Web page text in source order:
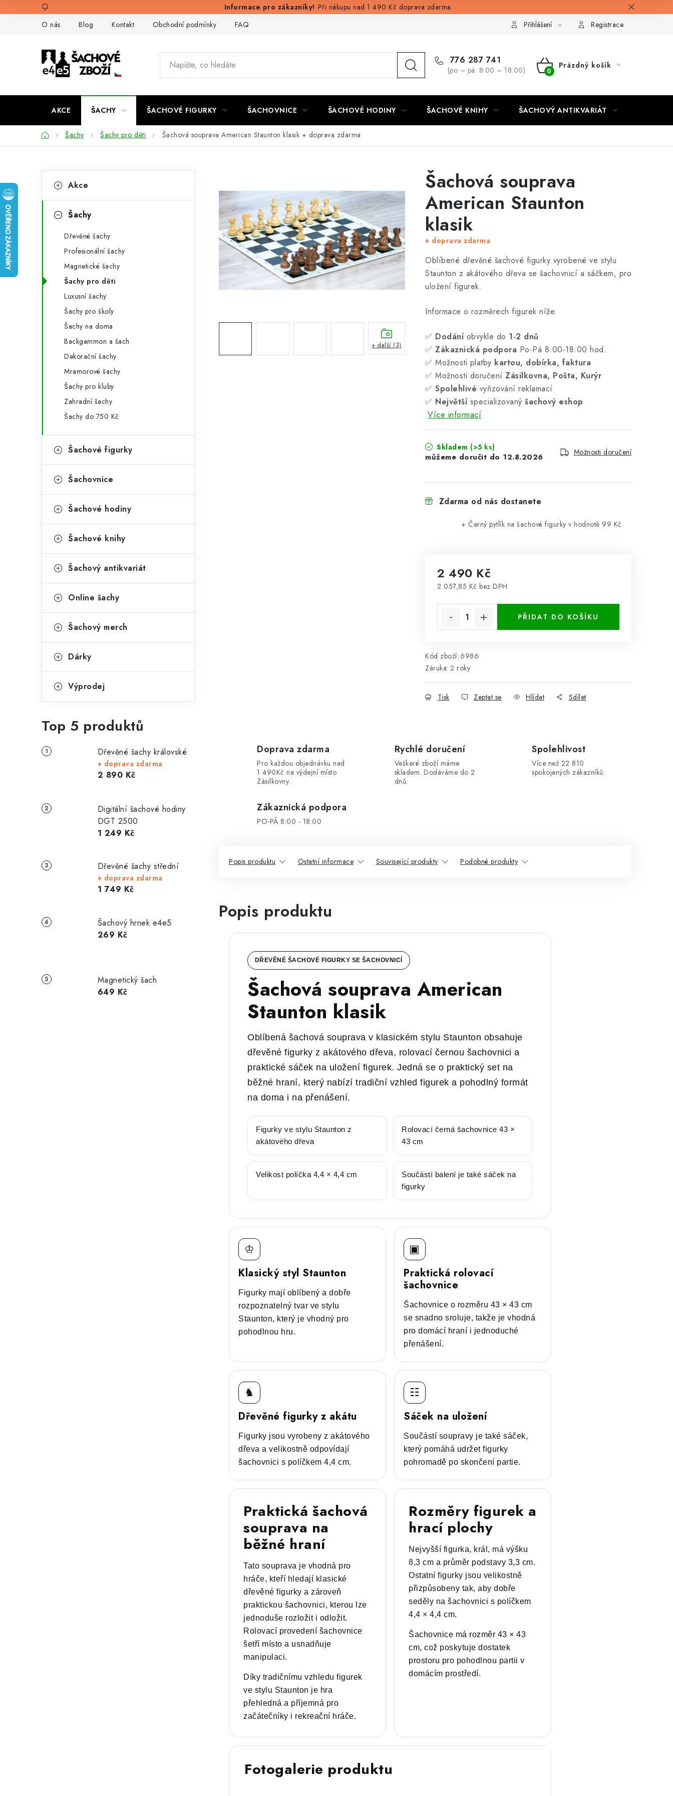
na
Při nákupu nad 1 490 Kč doprava zdarma.
O nás
Blog Kontakt Obchodní podmínky FAQ Přihlášení Registrace
776 287 741
(po – pá: 8:00 – 18:00)
NÁKUPNÍ
Prázdný košík
AKCE ŠACHY ŠACHOVÉ FIGURKY ŠACHOVNICE ŠACHOVÉ HODINY ŠACHOVÉ KNIHY ŠACHOVÝ ANTIKVARIÁT
DomůŠachy Šachy pro děti Šachová souprava American Staunton klasik + doprava zdarma
o
a
kategorie
a
r
Akce
Šachy
Dřevěné šachy
Profesionální šachy
Magnetické šachy
Šachy pro děti
Luxusní šachy
Šachy pro školy
Šachy na doma
Backgammon a šach
Dekorační šachy
Mramorové šachy
Šachy pro kluby
Zahradní šachy
Šachy do 750 Kč
Šachové figurky
Šachovnice
Šachové hodiny
Šachové knihy
Šachový antikvariát
Online šachy
Šachový merch
Dárky
Výprodej
Top 5 produktů
Dřevěné šachy královské
+ doprava zdarma
2 890 Kč
Digitální šachové hodiny
DGT 2500
1 249 Kč
Dřevěné šachy střední
+ doprava zdarma
1 749 Kč
Šachový hrnek e4e5
269 Kč
Magnetický šach
649 Kč
Šachová souprava
American Staunton
klasik
+ doprava zdarma
Oblíbené dřevěné šachové figurky vyrobené ve stylu
Staunton z akátového dřeva se šachovnicí a sáčkem, pro
uložení figurek.
Informace o rozměrech figurek níže
✅ Dodáníobvykle do 1-2 dnů
✅ Zákaznická podpora Po-Pá 8:00-18:00 hod.
✅ Možnosti platby kartou, dobírka, faktura
✅ Možnosti doručení Zásilkovna, Pošta, Kurýr
✅ Spolehlivé vyřizování reklamací
✅ Největšíspecializovaný šachový eshop
Více informací
Skladem (>5 ks)
12.8.2026 Možnosti doručení
Zdarma od nás dostanete
+ Černý pytlík na šachové figurky v hodnotě 99 Kč
2 490 Kč
2 057,85 Kč bez DPH
PŘIDAT DO KOŠÍKU
Kód zboží: 6986
Záruka: 2 roky
Tisk Zeptat se Hlídat Sdílet
+ další (3)
Doprava zdarma
Pro každou objednávku nad
1 490Kč na výdejní místo
Zásilkovny.
Rychlé doručení
Veškeré zboží máme
skladem. Dodáváme do 2
dnů.
Spolehlivost
Více než 22 810
spokojených zákazníků.
Zákaznická podpora
PO-PÁ 8:00 - 18:00
Popis produktu Ostatní informace Související produkty Podobné produkty
Popis produktu
DŘEVĚNÉ ŠACHOVÉ FIGURKY SE ŠACHOVNICÍ
Šachová souprava American
Staunton klasik
Oblíbená šachová souprava v klasickém stylu Staunton obsahuje
dřevěné figurky z akátového dřeva, rolovací černou šachovnici a
praktické sáček na uložení figurek. Jedná se o praktický set na
běžné hraní, který nabízí tradiční vzhled figurek a pohodlný formát
na doma i na přenášení.
Figurky ve stylu Staunton z
akátového dřeva
Rolovací černá šachovnice 43 ×
43 cm
Velikost políčka 4,4 × 4,4 cm
Součástí balení je také sáček na
figurky
♔
Klasický styl Staunton
Figurky mají oblíbený a dobře
rozpoznatelný tvar ve stylu
Staunton, který je vhodný pro
pohodlnou hru.
▣
Praktická rolovací
šachovnice
Šachovnice o rozměru 43 × 43 cm
se snadno sroluje, takže je vhodná
pro domácí hraní i jednoduché
přenášení.
♞
Dřevěné figurky z akátu
Figurky jsou vyrobeny z akátového
dřeva a velikostně odpovídají
šachovnici s políčkem 4,4 cm.
☷
Sáček na uložení
Součástí soupravy je také sáček,
který pomáhá udržet figurky
pohromadě po skončení partie.
Praktická šachová
souprava na
běžné hraní
Tato souprava je vhodná pro
hráče, kteří hledají klasické
dřevěné figurky a zároveň
praktickou šachovnici, kterou lze
jednoduše rozložit i odložit.
Rolovací provedení šachovnice
šetří místo a usnadňuje
manipulaci.
Díky tradičnímu vzhledu figurek
ve stylu Staunton je hra
přehledná a příjemná pro
začátečníky i rekreační hráče.
Rozměry figurek a
hrací plochy
Nejvyšší figurka, král, má výšku
8,3 cm a průměr podstavy 3,3 cm.
Ostatní figurky jsou velikostně
přizpůsobeny tak, aby dobře
seděly na šachovnici s políčkem
4,4 × 4,4 cm.
Šachovnice má rozměr 43 × 43
cm, což poskytuje dostatek
prostoru pro pohodlnou partii v
domácím prostředí.
Fotogalerie produktu